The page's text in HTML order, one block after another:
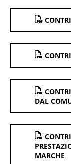
DAL
MARCHE